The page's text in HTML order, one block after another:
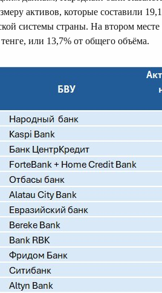
активов, которые составили
системы страны. На втором
или 13,7% от общего объёма.